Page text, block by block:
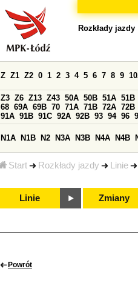
Start Rozkłady jazdy Linie
Rozkłady jazdy
Z Z1 Z2 0 1 2 3 4 5 6 7 8 9
Z3 Z6 Z13 Z43 50A 50B 51A 51B
68 69A 69B 70 71A 71B 72A 72B
91A 91B 91C 92A 92B 93 94 96
N1A N1B N2 N3A N3B N4A N4B
Linie Zmiany
Powrót